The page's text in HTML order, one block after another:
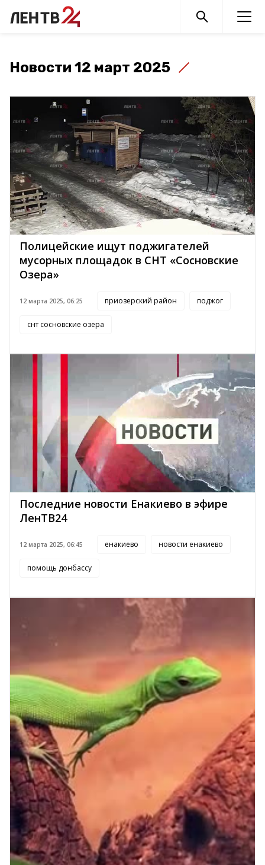
Новости 12 март 2025
Полицейские ищут поджигателей
мусорных площадок в СНТ «Сосновские
Озера»
12 марта 2025, 06:25 приозерский район поджог
снт сосновские озера
Последние новости Енакиево в эфире
ЛенТВ24
12 марта 2025, 06:45 енакиево новости енакиево
помощь донбассу